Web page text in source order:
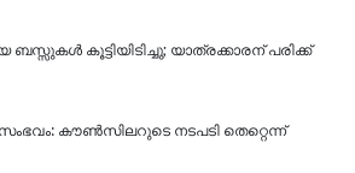
കൂട്ടിയിടിച്ചു; യാത്രക്കാരന് പരിക്ക്
സംഭവം: കൗണ്‍സിലറുടെ നടപടി തെറ്റെന്ന്